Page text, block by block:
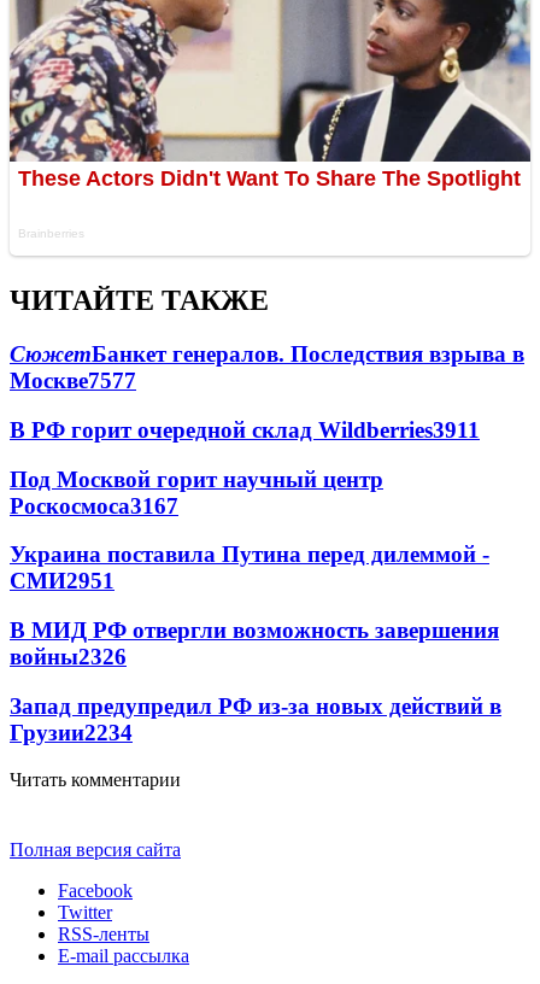
ЧИТАЙТЕ ТАКЖЕ
СюжетБанкет генералов. Последствия взрыва в
Москве7577
В РФ горит очередной склад Wildberries3911
Под Москвой горит научный центр
Роскосмоса3167
Украина поставила Путина перед дилеммой -
СМИ2951
В МИД РФ отвергли возможность завершения
войны2326
Запад предупредил РФ из-за новых действий в
Грузии2234
Читать комментарии
Полная версия сайта
Facebook
Twitter
RSS-ленты
E-mail рассылка